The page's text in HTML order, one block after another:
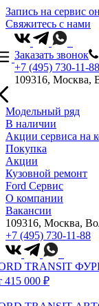
Запись на сервис
Свяжитесь с нами
Заказать звонок
+7 (495) 730-11-88
109316, Москва,
Модельный ряд
В наличии
Акции сервиса на
Покупка
Акции
Кузовной ремонт
Ford Сервис
О компании
Вакансии
109316, Москва,
+7 (495) 730-11-88
TRANSIT
415 000 ₽